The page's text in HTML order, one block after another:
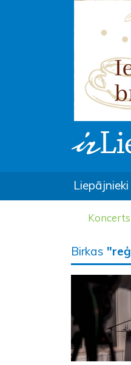
Liepājnieki
Koncerts
Birkas